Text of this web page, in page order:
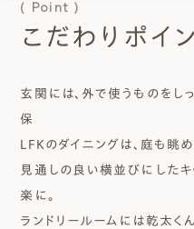
( Point )
こだわりポイ
玄関には、外で使うものをし
保
LFKのダイニングは、庭も眺
見通しの良い横並びにしたキ
楽に。
ランドリールームには乾太く